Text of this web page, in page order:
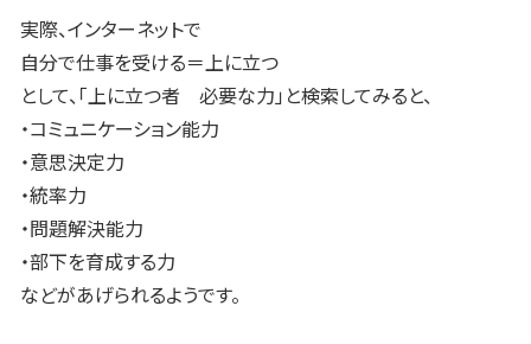
実際、インターネットで
自分で仕事を受ける＝上に立つ
として、「上に立つ者 必要な力」と検索してみると、
・コミュニケーション能力
・意思決定力
・統率力
・問題解決能力
・部下を育成する力
などがあげられるようです。